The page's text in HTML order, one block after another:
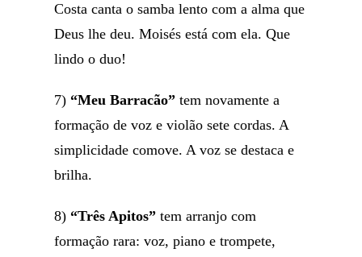
Costa canta o samba lento com a alma que
Deus lhe deu. Moisés está com ela. Que
lindo o duo!
7) “Meu Barracão” tem novamente a
formação de voz e violão sete cordas. A
simplicidade comove. A voz se destaca e
brilha.
8) “Três Apitos” tem arranjo com
formação rara: voz, piano e trompete,